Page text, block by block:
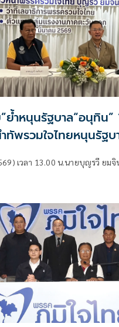
งความไว้วางใจของประชาชนที่มี
ำหนุนรัฐบาล“อนุทิน” “บุญรวี
ทัพรวมใจไทยหนุนรัฐ
ลื่อนช่วยเกษตรกร แรงง
ณภาพชีวิตดีกว่าเดิม
เวลา 13.00 น.นายบุญรวี ยมจิ